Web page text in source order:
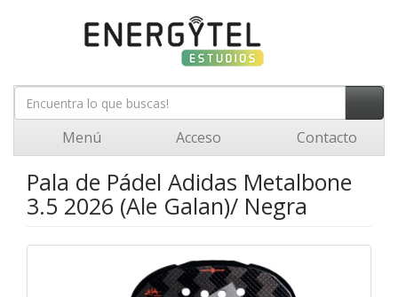
Menú Acceso Contacto
Pala de Pádel Adidas Metalbone
3.5 2026 (Ale Galan)/ Negra